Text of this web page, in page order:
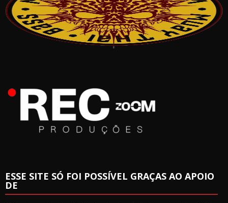
ESSE SITE SÓ FOI POSSÍVEL GRAÇAS AO APOIO
DE